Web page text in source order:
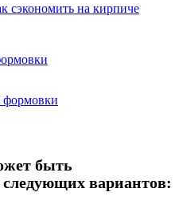
сэкономить на кирпиче
формовки
быть
вариантов: